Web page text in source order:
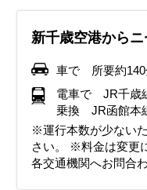
新千歳空港から
車で 所要約140
電車で JR千歳
乗換 JR函館本
※運行本数が少ない
さい。 ※料金は変更
各交通機関へお問合